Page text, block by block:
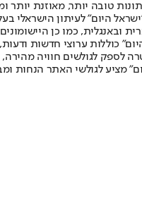
טובה יותר, מאוזנת יותר
המודפסת הראשונה פורסמה ב-30 ביולי
כוללות ערוצי חדשות
לספק לגולשים חוויה
מציע לגולשי האתר הנחות